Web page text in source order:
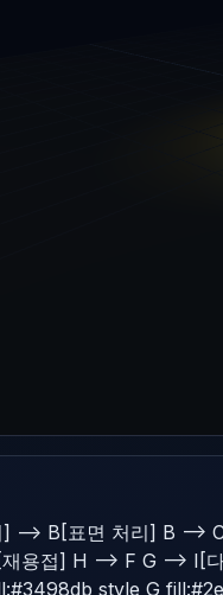
--> B[표면 처리] B -->
용접] H --> F G -->
style G